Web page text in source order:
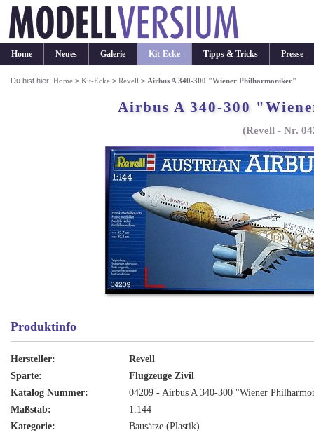
Home Neues Galerie Kit-Ecke Tipps & Tricks Presse
Du bist hier:Home >Kit-Ecke >Revell > Airbus A 340-300 "Wiener Philharmoniker"
Airbus A 340-300
(Revell - Nr.
Produktinfo
Hersteller:
Revell
Sparte:
Flugzeuge Zivil
Katalog Nummer:
04209 - Airbus A 340-300 "Wiener
Maßstab:
1:144
Kategorie:
Bausätze (Plastik)